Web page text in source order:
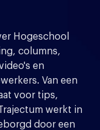
Hogeschool
columns,
en
Van een
voor tips,
werkt in
door een